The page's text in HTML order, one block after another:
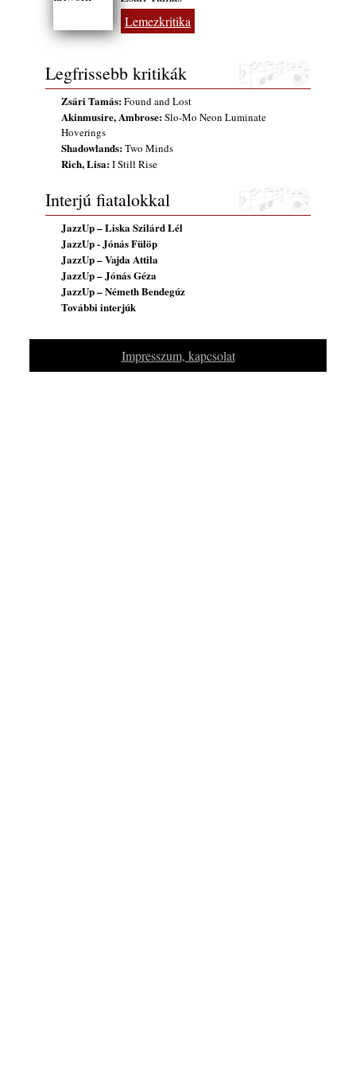
2026. július 25.
2026. július 16.
Lemezkritika
Legfrissebb kritikák
Zsári Tamás:Found and Lost
Akinmusire, Ambrose:Slo-Mo Neon Luminate
Hoverings
Shadowlands:Two Minds
Rich, Lisa:I Still Rise
Interjú fiatalokkal
JazzUp – Liska Szilárd Lél
JazzUp - Jónás Fülöp
JazzUp – Vajda Attila
JazzUp – Jónás Géza
JazzUp – Németh Bendegúz
További interjúk
Impresszum, kapcsolat